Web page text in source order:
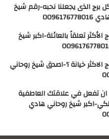
الذى يجعلنا نحبه-رقم شيخ
الأكثر تعلقاً بالعائلة-اكبر شيخ
الاكثر خيانة ؟-اصدق شيخ روحاني
تفعل في علاقتك العاطفية
اكبر شيخ روحاني هادي